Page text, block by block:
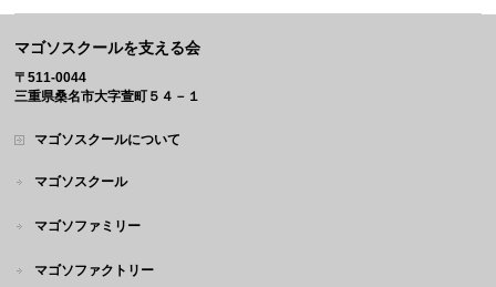
マゴソスクールを支える会
〒511-0044
三重県桑名市大字萱町５４－１
マゴソスクールについて
マゴソスクール
マゴソファミリー
マゴソファクトリー